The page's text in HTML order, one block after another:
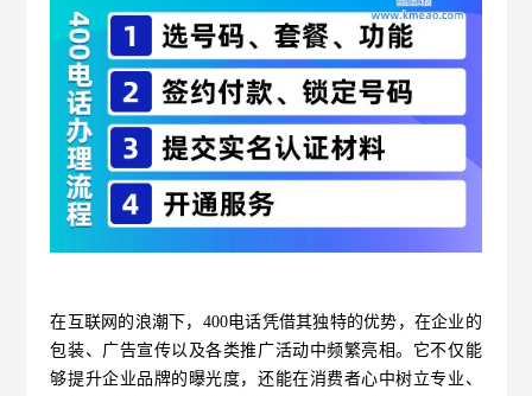
在互联网的浪潮下，400电话凭借其独特的优势，在企业的
包装、广告宣传以及各类推广活动中频繁亮相。它不仅能
够提升企业品牌的曝光度，还能在消费者心中树立专业、